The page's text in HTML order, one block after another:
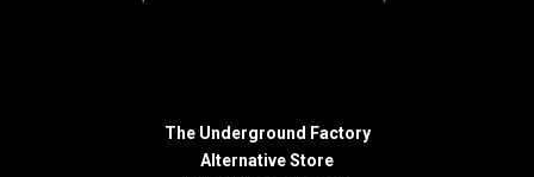
The Underground Factory
Alternative Store